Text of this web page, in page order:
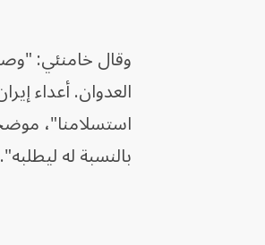
وقال خامنئي:
العدوان. أعداء
استسلامنا"،
بالنسبة له ليطلبه".